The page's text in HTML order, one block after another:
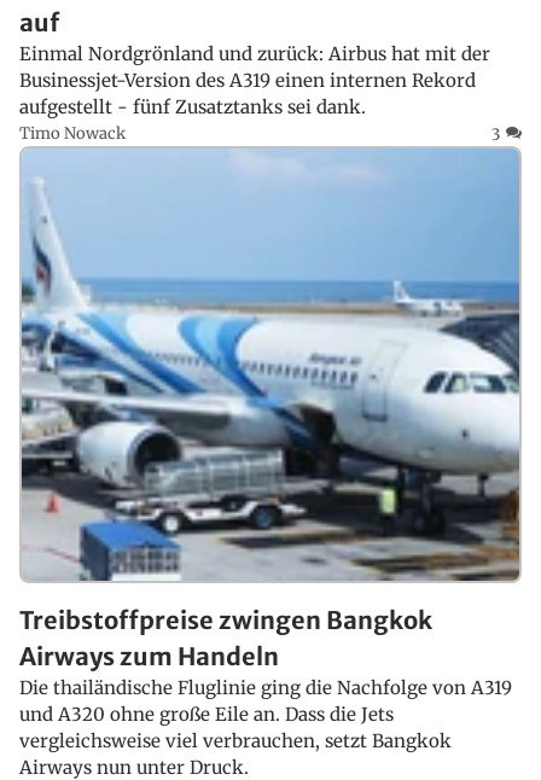
auf
Einmal Nordgrönland und zurück: Airbus hat mit der
Businessjet-Version des A319 einen internen Rekord
aufgestellt - fünf Zusatztanks sei dank.
Timo Nowack 3
Treibstoffpreise zwingen Bangkok
Airways zum Handeln
Die thailändische Fluglinie ging die Nachfolge von A319
und A320 ohne große Eile an. Dass die Jets
vergleichsweise viel verbrauchen, setzt Bangkok
Airways nun unter Druck.